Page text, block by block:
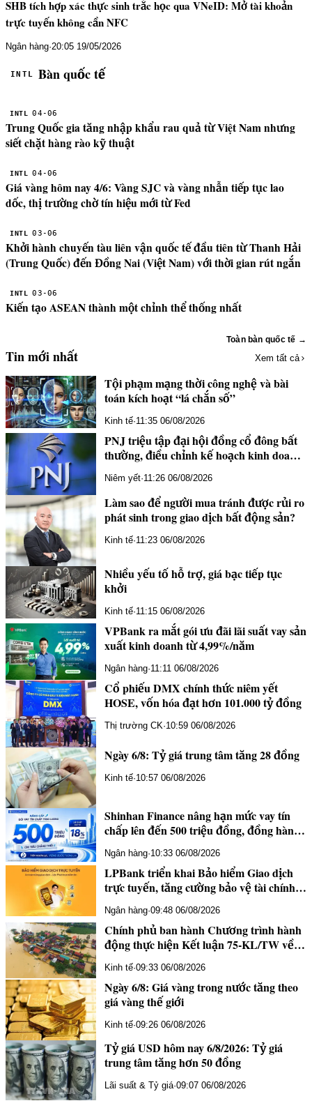
SHB tích hợp xác thực sinh trắc học qua VNeID: Mở tài khoản
trực tuyến không cần NFC
Ngân hàng·20:05 19/05/2026
INTL Bàn quốc tế
INTL 04-06
Trung Quốc gia tăng nhập khẩu rau quả từ Việt Nam nhưng
siết chặt hàng rào kỹ thuật
INTL 04-06
Giá vàng hôm nay 4/6: Vàng SJC và vàng nhẫn tiếp tục lao
dốc, thị trường chờ tín hiệu mới từ Fed
INTL 03-06
Khởi hành chuyến tàu liên vận quốc tế đầu tiên từ Thanh Hải
(Trung Quốc) đến Đồng Nai (Việt Nam) với thời gian rút ngắn
INTL 03-06
Kiến tạo ASEAN thành một chỉnh thể thống nhất
Toàn bàn quốc tế →
Tin mới nhất Xem tất cả
Tội phạm mạng thời công nghệ và bài
toán kích hoạt “lá chắn số”
Kinh tế·11:35 06/08/2026
PNJ triệu tập đại hội đồng cổ đông bất
thường, điều chỉnh kế hoạch kinh doanh
năm 2026
Niêm yết·11:26 06/08/2026
Làm sao để người mua tránh được rủi ro
phát sinh trong giao dịch bất động sản?
Kinh tế·11:23 06/08/2026
Nhiều yếu tố hỗ trợ, giá bạc tiếp tục
khởi
Kinh tế·11:15 06/08/2026
VPBank ra mắt gói ưu đãi lãi suất vay sản
xuất kinh doanh từ 4,99%/năm
Ngân hàng·11:11 06/08/2026
Cổ phiếu DMX chính thức niêm yết
HOSE, vốn hóa đạt hơn 101.000 tỷ đồng
Thị trường CK·10:59 06/08/2026
Ngày 6/8: Tỷ giá trung tâm tăng 28 đồng
Kinh tế·10:57 06/08/2026
Shinhan Finance nâng hạn mức vay tín
chấp lên đến 500 triệu đồng, đồng hành
chính
Ngân hàng·10:33 06/08/2026
LPBank triển khai Bảo hiểm Giao dịch
trực tuyến, tăng cường bảo vệ tài chính
Ngân hàng·09:48 06/08/2026
Chính phủ ban hành Chương trình hành
động thực hiện Kết luận 75-KL/TW về
bảo vệ môi trường và ứng phó biến đổi
khí hậu
Kinh tế·09:33 06/08/2026
Ngày 6/8: Giá vàng trong nước tăng theo
giá vàng thế giới
Kinh tế·09:26 06/08/2026
Tỷ giá USD hôm nay 6/8/2026: Tỷ giá
trung tâm tăng hơn 50 đồng
Lãi suất & Tỷ giá·09:07 06/08/2026